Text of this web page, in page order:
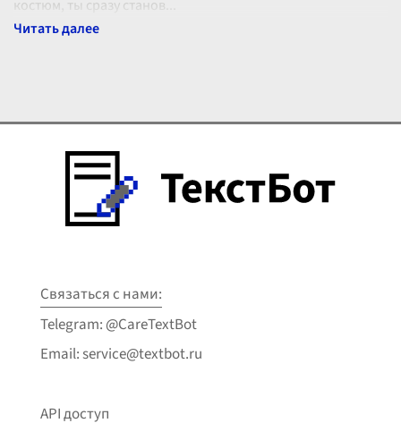
костюм, ты сразу станов
Связаться с нами:
Telegram: @CareTextBot
Email: service@textbot.ru
API доступ